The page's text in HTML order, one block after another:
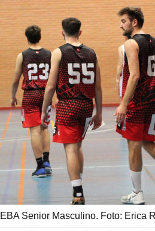
EBA Senior Masculino. Foto: Erica